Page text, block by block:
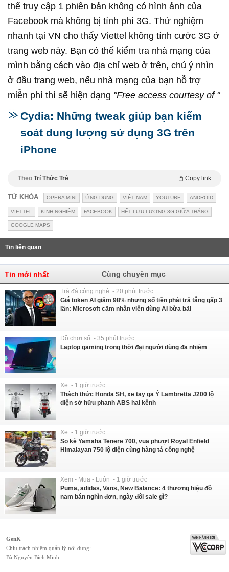
thể truy cập 1 phiên bản không có hình ảnh của
Facebook mà không bị tính phí 3G. Thử nghiệm
nhanh tại VN cho thấy Viettel không tính cước 3G ở
trang web này. Bạn có thể kiểm tra nhà mạng của
mình bằng cách vào địa chỉ web ở trên, chú ý nhìn
ở đầu trang web, nếu nhà mạng của bạn hỗ trợ
miễn phí thì sẽ hiện dạng "Free access courtesy of "
Cydia: Những tweak giúp bạn kiểm
soát dung lượng sử dụng 3G trên
iPhone
Theo Trí Thức Trẻ Copy link
TỪ KHÓA OPERA MINI ỨNG DỤNG VIỆT NAM YOUTUBE ANDROID
VIETTEL KINH NGHIỆM FACEBOOK HẾT LƯU LƯỢNG 3G GIỮA THÁNG
GOOGLE MAPS
Tin liên quan
Tin mới nhất Cùng chuyên mục
Trà đá công nghệ - 20 phút trước
Giá token AI giảm 98% nhưng số tiền phải trả tăng gấp 3
lần: Microsoft cấm nhân viên dùng AI bừa bãi
Đồ chơi số - 35 phút trước
Laptop gaming trong thời đại người dùng đa nhiệm
Xe - 1 giờ trước
Thách thức Honda SH, xe tay ga Ý Lambretta J200 lộ
diện sở hữu phanh ABS hai kênh
Xe - 1 giờ trước
So kè Yamaha Tenere 700, vua phượt Royal Enfield
Himalayan 750 lộ diện cùng hàng tá công nghệ
Xem - Mua - Luôn - 1 giờ trước
Puma, adidas, Vans, New Balance: 4 thương hiệu đồ
nam bán nghìn đơn, ngày đôi sale gì?
GenK
Chịu trách nhiệm quản lý nội dung:
Bà Nguyễn Bích Minh